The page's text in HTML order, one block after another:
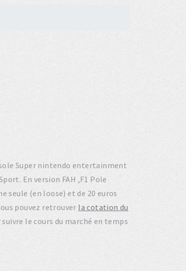
Super nintendo entertainment
En version FAH ,F1 Pole
seule (en loose) et de 20 euros
pouvez retrouver la cotation du
le cours du marché en temps